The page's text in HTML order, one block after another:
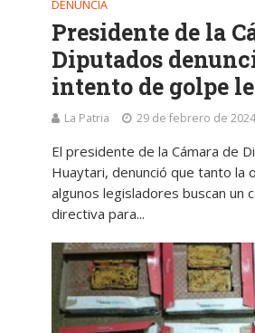
DENUNCIA
Presidente de la
Diputados
intento de golpe
La Patria 29 de febrero de 2024
El presidente de la Cámara de
Huaytari, denunció que tanto la
algunos legisladores buscan un
directiva para...